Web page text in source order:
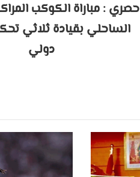
حصري : مباراة الكوكب
الساحلي بقيادة ثلاثي
دولي